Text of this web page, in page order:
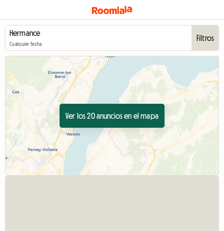
Cualquier fecha
Filtros
Ver los 20 anuncios en el mapa